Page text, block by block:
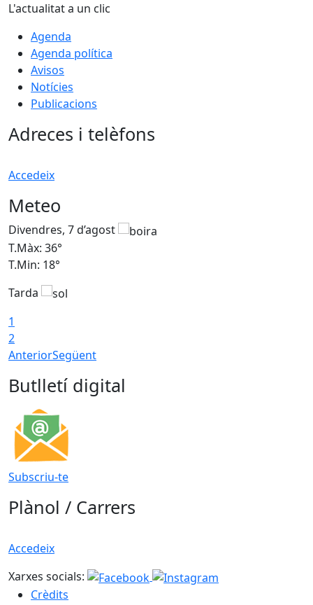
L'actualitat a un clic
Agenda
Agenda política
Avisos
Notícies
Publicacions
Adreces i telèfons
Accedeix
Meteo
Divendres, 7 d’agost
T.Màx: 36°
T.Min: 18°
Tarda
1
2
AnteriorSegüent
Butlletí digital
Subscriu-te
Plànol / Carrers
Accedeix
Xarxes socials:
Crèdits